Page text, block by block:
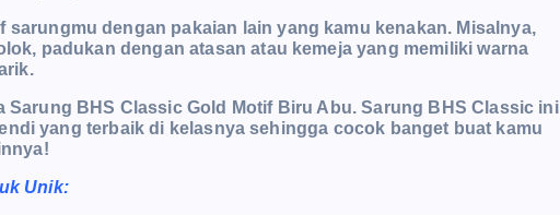
dengan pakaian lain yang kamu kenakan. Misalnya,
padukan dengan atasan atau kemeja yang memiliki warna
BHS Classic Gold Motif Biru Abu. Sarung BHS Classic ini
yang terbaik di kelasnya sehingga cocok banget buat kamu
Unik: